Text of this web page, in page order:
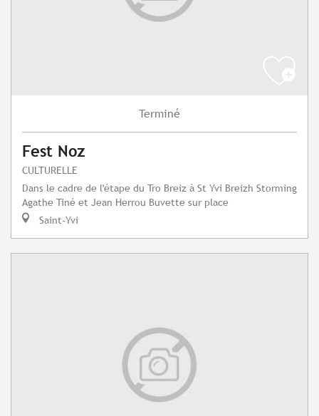
Terminé
Fest Noz
CULTURELLE
Dans le cadre de l'étape du Tro Breiz à St Yvi Breizh Storming
Agathe Tiné et Jean Herrou Buvette sur place
Saint-Yvi